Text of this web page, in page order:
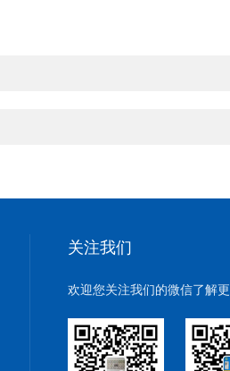
关注我们
欢迎您关注我们的微信了解